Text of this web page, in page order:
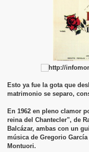
Esto ya fue la gota que
matrimonio se separo,
En 1962 en pleno clamor
reina del Chantecler", de
Balcázar, ambas con un
música de Gregorio
Montuori.